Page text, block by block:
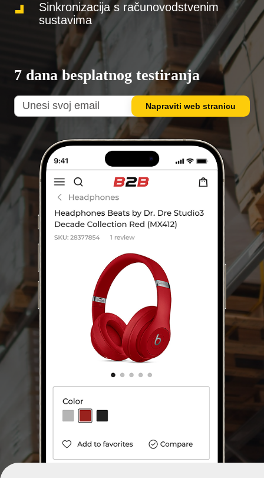
Sinkronizacija s računovodstvenim
sustavima
7 dana besplatnog testiranja
Napraviti web stranicu